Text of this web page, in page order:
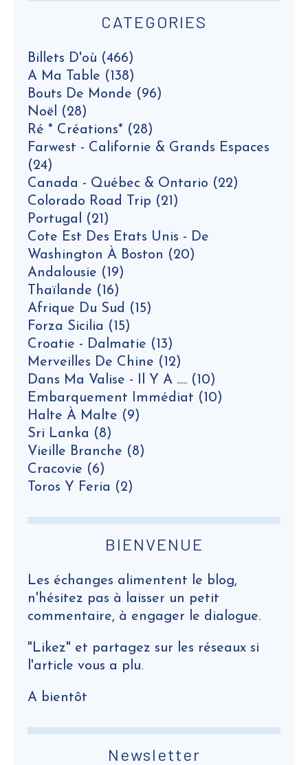
Newsletter
CATEGORIES
Billets D'où (466)
A Ma Table (138)
Bouts De Monde (96)
Noël (28)
Ré * Créations* (28)
Farwest - Californie & Grands Espaces
(24)
Canada - Québec & Ontario (22)
Colorado Road Trip (21)
Portugal (21)
Cote Est Des Etats Unis - De
Washington À Boston (20)
Andalousie (19)
Thaïlande (16)
Afrique Du Sud (15)
Forza Sicilia (15)
Croatie - Dalmatie (13)
Merveilles De Chine (12)
Dans Ma Valise - Il Y A ..... (10)
Embarquement Immédiat (10)
Halte À Malte (9)
Sri Lanka (8)
Vieille Branche (8)
Cracovie (6)
Toros Y Feria (2)
BIENVENUE
Les échanges alimentent le blog,
n'hésitez pas à laisser un petit
commentaire, à engager le dialogue.
"Likez" et partagez sur les réseaux si
l'article vous a plu.
A bientôt